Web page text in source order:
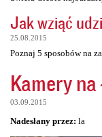
Jak wziąć
25.08.2015
Poznaj 5 sposobów na
Kamery
03.09.2015
Nadesłany przez: la